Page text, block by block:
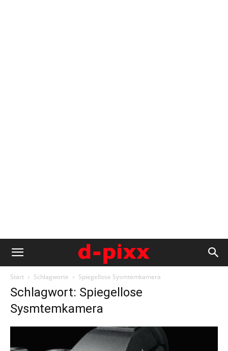
Start Schlagworte Spiegellose Sysmtemkamera
Schlagwort: Spiegellose
Sysmtemkamera